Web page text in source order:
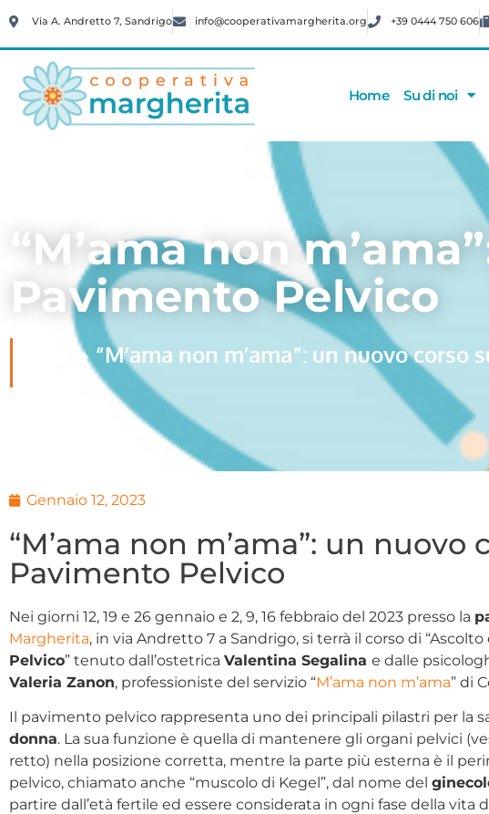
Via A. Andretto 7, Sandrigo info@cooperativamargherita.org +39 0444 750 606
Home Su di noi
“M’ama non
Pavimento Pelvico
»“M’ama non m’ama”: un nuovo
Gennaio 12, 2023
“M’ama non m’ama”: un nuovo
Pavimento Pelvico
Nei giorni 12, 19 e 26 gennaio e 2, 9, 16 febbraio del 2023 presso la
Margherita, in via Andretto 7 a Sandrigo, si terrà il corso di “Ascolto
Pelvico” tenuto dall’ostetrica Valentina Segalina e dalle
Valeria Zanon, professioniste del servizio “M’ama non m’ama” di
Il pavimento pelvico rappresenta uno dei principali pilastri per la
donna. La sua funzione è quella di mantenere gli organi pelvici
retto) nella posizione corretta, mentre la parte più esterna è il
pelvico, chiamato anche “muscolo di Kegel”, dal nome del
partire dall’età fertile ed essere considerata in ogni fase della vita